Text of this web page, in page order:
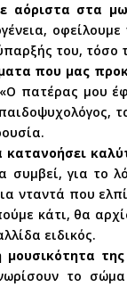
αόριστα στα
του, τόσο
που μας
πατέρας μου
συμβεί, για το
νταντά που
κάτι, θα
ειδικός.
το